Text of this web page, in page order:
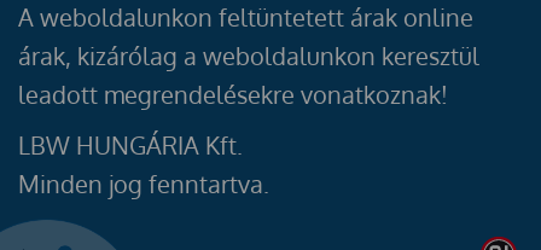
A weboldalunkon feltüntetett árak online
árak, kizárólag a weboldalunkon keresztül
leadott megrendelésekre vonatkoznak!
LBW HUNGÁRIA Kft.
Minden jog fenntartva.